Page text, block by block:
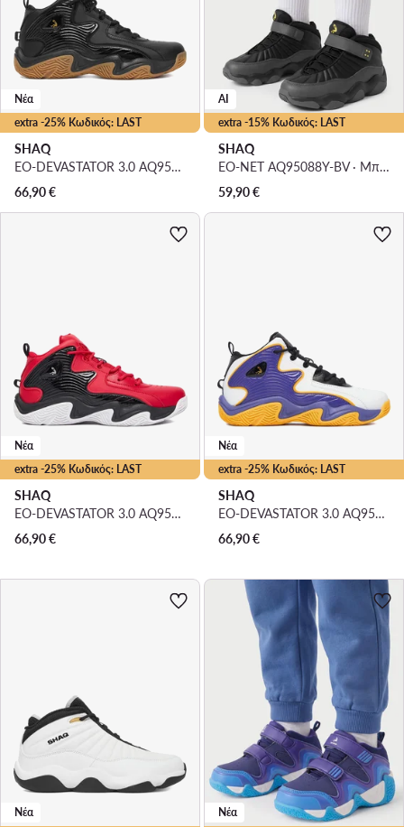
extra -25% Κωδικός: LAST
Νέα
SHAQ
EO-DEVASTATOR 3.0 AQ95078B-B · Μπασκετικά Παπούτσια
66,90€
extra -15% Κωδικός: LAST
AI
SHAQ
EO-NET AQ95088Y-BV · Μπασκετικά Παπούτσια
59,90€
extra -25% Κωδικός: LAST
Νέα
SHAQ
EO-DEVASTATOR 3.0 AQ95078B-R · Μπασκετικά Παπούτσια
66,90€
extra -25% Κωδικός: LAST
Νέα
SHAQ
EO-DEVASTATOR 3.0 AQ95078B-U · Μπασκετικά Παπούτσια
66,90€
Νέα Νέα